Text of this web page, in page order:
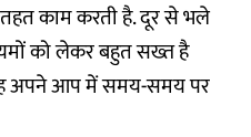
काम करती है. दूर से भले
को लेकर बहुत सख्त है
अपने आप में समय-समय पर